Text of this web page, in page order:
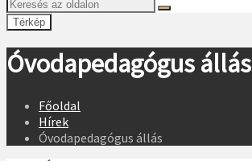
Térkép
Óvodapedagógus állás
Főoldal
Hírek
Óvodapedagógus állás